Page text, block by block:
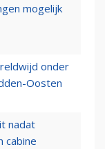
mogelijk
onder
Oosten
nadat
cabine